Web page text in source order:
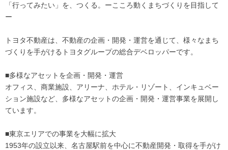
「行ってみたい」を、つくる。ーこころ動くまちづくりを目指して
ー
トヨタ不動産は、不動産の企画・開発・運営を通じて、様々なまち
づくりを手がけるトヨタグループの総合デベロッパーです。
■多様なアセットを企画・開発・運営
オフィス、商業施設、アリーナ、ホテル・リゾート、インキュベー
ション施設など、多様なアセットの企画・開発・運営事業を展開し
ています。
■東京エリアでの事業を大幅に拡大
1953年の設立以来、名古屋駅前を中心に不動産開発・取得を手がけ